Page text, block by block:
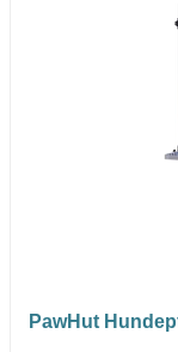
PawHut